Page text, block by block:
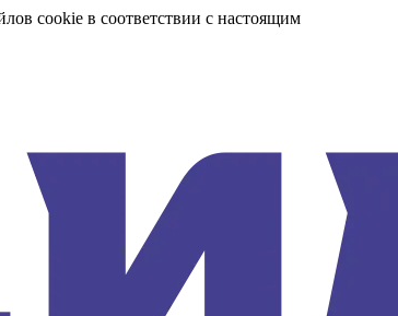
cookie в соответствии с настоящим